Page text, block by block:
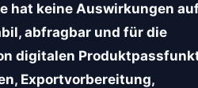
hat keine Auswirkungen
abfragbar und für die
digitalen
Exportvorbereitung,